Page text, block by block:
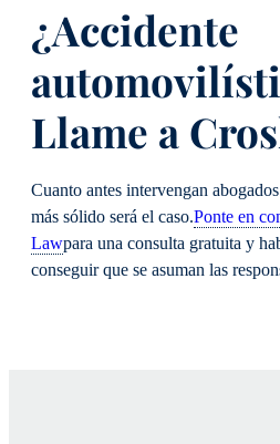
¿Accidente
Llame a
Cuanto antes intervengan
más sólido será el caso.Ponte en
Lawpara una consulta gratuita y
conseguir que se asuman las